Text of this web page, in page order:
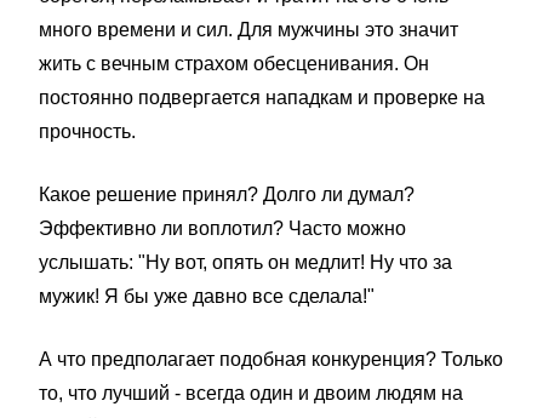
много времени и сил. Для мужчины это значит
жить с вечным страхом обесценивания. Он
постоянно подвергается нападкам и проверке на
прочность.
Какое решение принял? Долго ли думал?
Эффективно ли воплотил? Часто можно
услышать: "Ну вот, опять он медлит! Ну что за
мужик! Я бы уже давно все сделала!"
А что предполагает подобная конкуренция? Только
то, что лучший - всегда один и двоим людям на